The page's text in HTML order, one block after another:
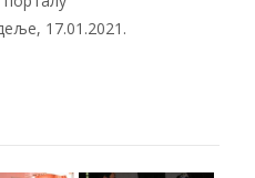
17.01.2021.